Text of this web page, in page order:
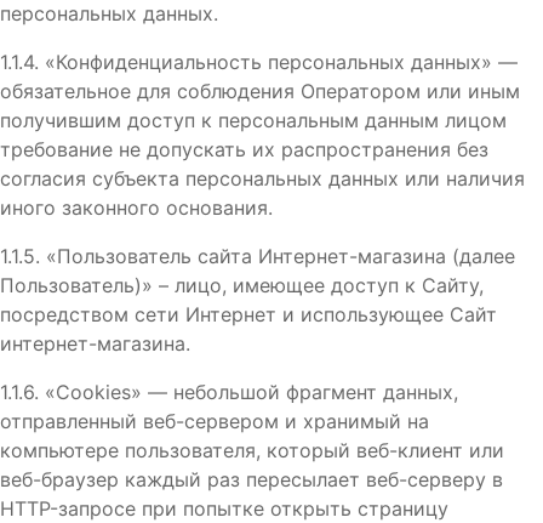
персональных данных.
1.1.4. «Конфиденциальность персональных данных» —
обязательное для соблюдения Оператором или иным
получившим доступ к персональным данным лицом
требование не допускать их распространения без
согласия субъекта персональных данных или наличия
иного законного основания.
1.1.5. «Пользователь сайта Интернет-магазина (далее
Пользователь)» – лицо, имеющее доступ к Сайту,
посредством сети Интернет и использующее Сайт
интернет-магазина.
1.1.6. «Cookies» — небольшой фрагмент данных,
отправленный веб-сервером и хранимый на
компьютере пользователя, который веб-клиент или
веб-браузер каждый раз пересылает веб-серверу в
HTTP-запросе при попытке открыть страницу